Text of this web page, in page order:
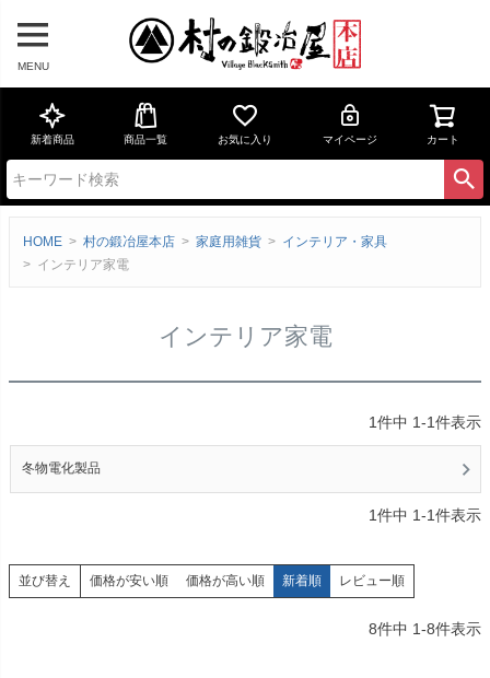
MENU
新着商品 商品一覧 お気に入り マイページ カート
HOME 村の鍛冶屋本店 家庭用雑貨
インテリア・家具
インテリア家電
インテリア家電
1件中 1-1件表示
冬物電化製品
1件中 1-1件表示
並び替え 価格が安い順 価格が高い順 新着順 レビュー順
8件中 1-8件表示